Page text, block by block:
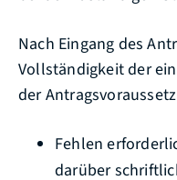
Nach Eingang des
Vollständigkeit der
der
Fehlen
darüber